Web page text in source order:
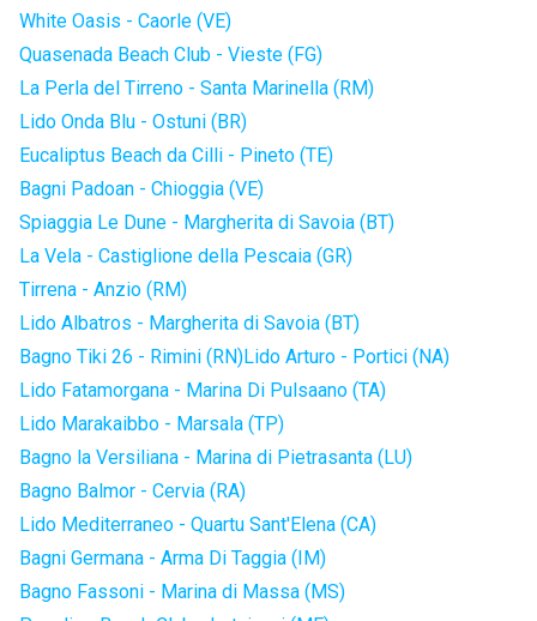
White Oasis - Caorle (VE)
Quasenada Beach Club - Vieste (FG)
La Perla del Tirreno - Santa Marinella (RM)
Lido Onda Blu - Ostuni (BR)
Eucaliptus Beach da Cilli - Pineto (TE)
Bagni Padoan - Chioggia (VE)
Spiaggia Le Dune - Margherita di Savoia (BT)
La Vela - Castiglione della Pescaia (GR)
Tirrena - Anzio (RM)
Lido Albatros - Margherita di Savoia (BT)
Bagno Tiki 26 - Rimini (RN)Lido Arturo - Portici (NA)
Lido Fatamorgana - Marina Di Pulsaano (TA)
Lido Marakaibbo - Marsala (TP)
Bagno la Versiliana - Marina di Pietrasanta (LU)
Bagno Balmor - Cervia (RA)
Lido Mediterraneo - Quartu Sant'Elena (CA)
Bagni Germana - Arma Di Taggia (IM)
Bagno Fassoni - Marina di Massa (MS)